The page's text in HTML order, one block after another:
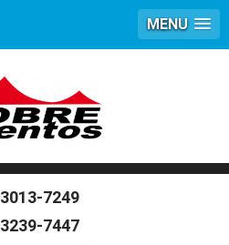
MENU
3013-7249
3239-7447